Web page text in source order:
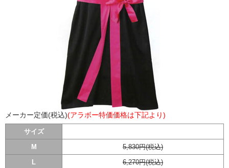
メーカー定価(税込)(アラボー特価価格は下記より)
サイズ
M
5,830円(税込)
L
6,270円(税込)